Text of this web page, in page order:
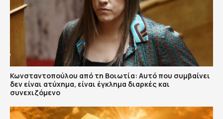
Κωνσταντοπούλου από τη Βοιωτία: Αυτό που συμβαίνει
δεν είναι ατύχημα, είναι έγκλημα διαρκές και
συνεχιζόμενο